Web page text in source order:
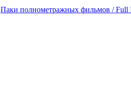
Паки полнометражных фильмов / Full